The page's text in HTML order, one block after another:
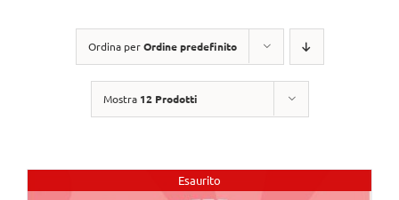
Ordina perOrdine predefinito
Mostra 12 Prodotti
Esaurito